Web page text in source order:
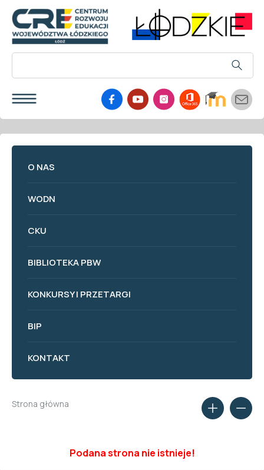
O NAS
WODN
CKU
BIBLIOTEKA PBW
KONKURSY I PRZETARGI
BIP
KONTAKT
Strona główna
Podana strona nie istnieje!